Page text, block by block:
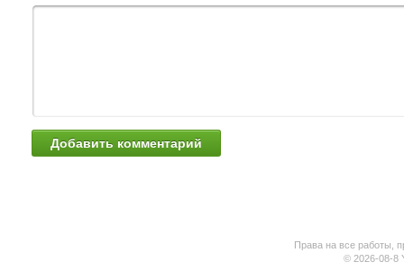
Права на все работы,
© 2026-08-8